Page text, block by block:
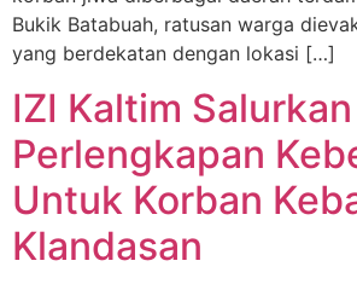
Bukik Batabuah, ratusan warga
yang berdekatan dengan lokasi […]
IZI Kaltim
Perlengkapan
Untuk Korban
Klandasan